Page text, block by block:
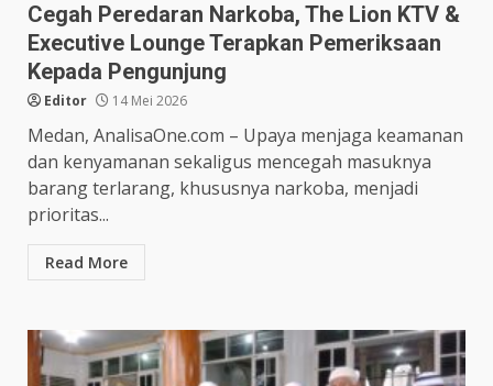
Cegah Peredaran Narkoba, The Lion KTV &
Executive Lounge Terapkan Pemeriksaan
Kepada Pengunjung
Editor 14 Mei 2026
Medan, AnalisaOne.com – Upaya menjaga keamanan
dan kenyamanan sekaligus mencegah masuknya
barang terlarang, khususnya narkoba, menjadi
prioritas...
Read More